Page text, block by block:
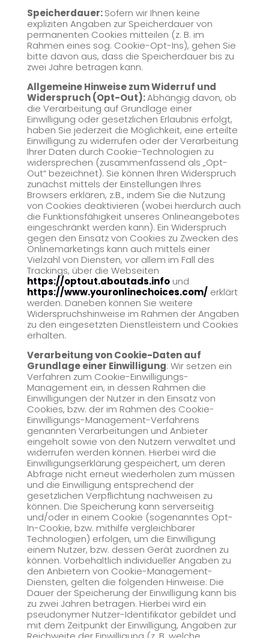
Speicherdauer:Sofern wir Ihnen keine
expliziten Angaben zur Speicherdauer von
permanenten Cookies mitteilen (z. B. im
Rahmen eines sog. Cookie-Opt-Ins), gehen Sie
bitte davon aus, dass die Speicherdauer bis zu
zwei Jahre betragen kann.
Allgemeine Hinweise zum Widerruf und
Widerspruch (Opt-Out):Abhängig davon, ob
die Verarbeitung auf Grundlage einer
Einwilligung oder gesetzlichen Erlaubnis erfolgt,
haben Sie jederzeit die Möglichkeit, eine erteilte
Einwilligung zu widerrufen oder der Verarbeitung
Ihrer Daten durch Cookie-Technologien zu
widersprechen (zusammenfassend als „Opt-
Out“ bezeichnet). Sie können Ihren Widerspruch
zunächst mittels der Einstellungen Ihres
Browsers erklären, z.B., indem Sie die Nutzung
von Cookies deaktivieren (wobei hierdurch auch
die Funktionsfähigkeit unseres Onlineangebotes
eingeschränkt werden kann). Ein Widerspruch
gegen den Einsatz von Cookies zu Zwecken des
Onlinemarketings kann auch mittels einer
Vielzahl von Diensten, vor allem im Fall des
Trackings, über die Webseiten
https://optout.aboutads.infound
https://www.youronlinechoices.com/ erklärt
werden. Daneben können Sie weitere
Widerspruchshinweise im Rahmen der Angaben
zu den eingesetzten Dienstleistern und Cookies
erhalten.
Verarbeitung von Cookie-Daten auf
Grundlage einer Einwilligung: Wir setzen ein
Verfahren zum Cookie-Einwilligungs-
Management ein, in dessen Rahmen die
Einwilligungen der Nutzer in den Einsatz von
Cookies, bzw. der im Rahmen des Cookie-
Einwilligungs-Management-Verfahrens
genannten Verarbeitungen und Anbieter
eingeholt sowie von den Nutzern verwaltet und
widerrufen werden können. Hierbei wird die
Einwilligungserklärung gespeichert, um deren
Abfrage nicht erneut wiederholen zum müssen
und die Einwilligung entsprechend der
gesetzlichen Verpflichtung nachweisen zu
können. Die Speicherung kann serverseitig
und/oder in einem Cookie (sogenanntes Opt-
In-Cookie, bzw. mithilfe vergleichbarer
Technologien) erfolgen, um die Einwilligung
einem Nutzer, bzw. dessen Gerät zuordnen zu
können. Vorbehaltlich individueller Angaben zu
den Anbietern von Cookie-Management-
Diensten, gelten die folgenden Hinweise: Die
Dauer der Speicherung der Einwilligung kann bis
zu zwei Jahren betragen. Hierbei wird ein
pseudonymer Nutzer-Identifikator gebildet und
mit dem Zeitpunkt der Einwilligung, Angaben zur